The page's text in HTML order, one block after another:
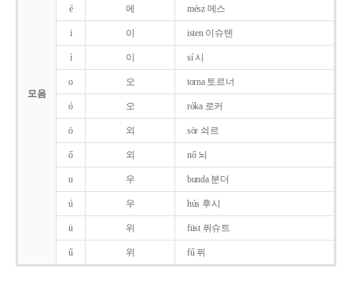
모음
é 에 mész 메스
i 이 isten 이슈텐
í 이 sí 시
o 오 torna 토르너
ó 오 róka 로커
ö 외 sör 쇠르
ő 외 nő 뇌
u 우 bunda 분더
ú 우 hús 후시
ü 위 füst 퓌슈트
ű 위 fű 퓌